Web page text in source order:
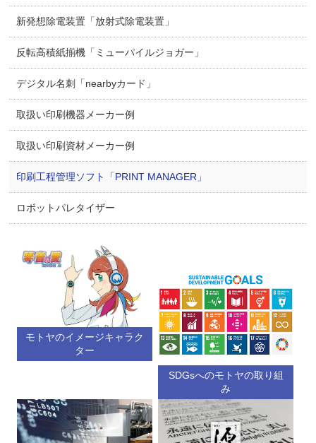
新発想除電装置「放射式除電装置」
反転高積紙揃機「ミューパイルジョガー」
デジタル名刺「nearbyカード」
取扱い印刷機器メーカー例
取扱い印刷資材メーカー例
印刷工程管理ソフト「PRINT MANAGER」
ロボットパレタイザー
モトヤのイメージキャラク
ター
SDGsへのモトヤの取り組
み